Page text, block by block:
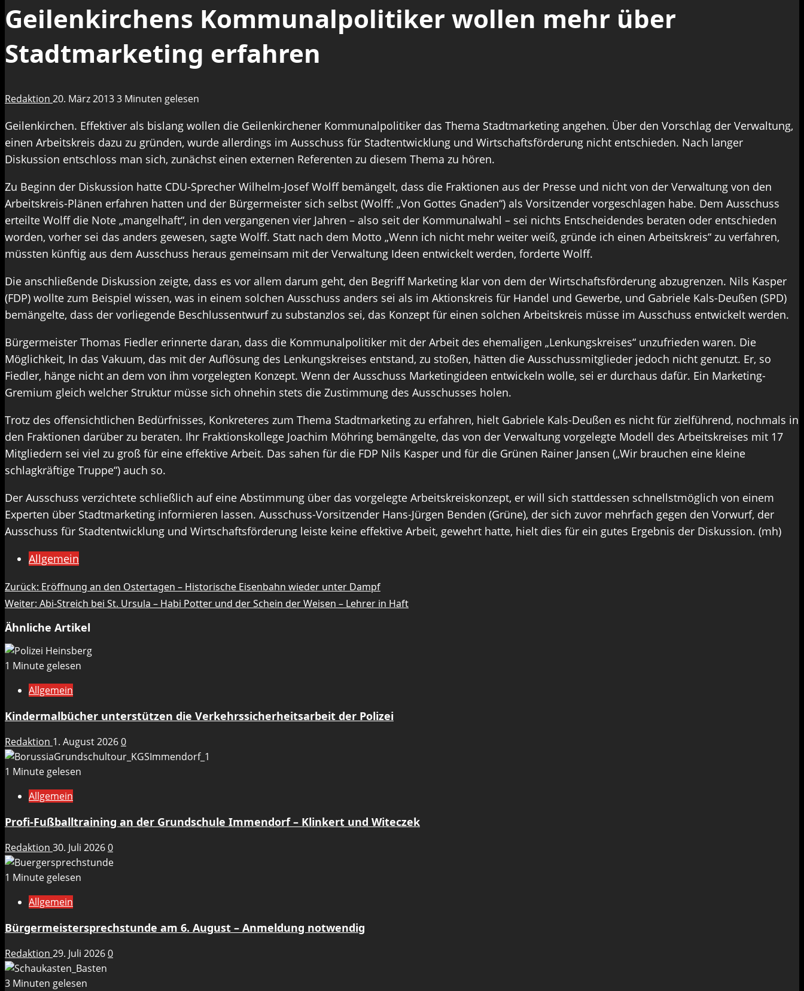
Geilenkirchens Kommunalpolitiker wollen mehr über
Stadtmarketing erfahren
Redaktion 20. März 20133 Minuten gelesen
Geilenkirchen. Effektiver als bislang wollen die Geilenkirchener Kommunalpolitiker das Thema Stadtmarketing angehen. Über den Vorschlag der Verwaltung,
einen Arbeitskreis dazu zu gründen, wurde allerdings im Ausschuss für Stadtentwicklung und Wirtschaftsförderung nicht entschieden. Nach langer
Diskussion entschloss man sich, zunächst einen externen Referenten zu diesem Thema zu hören.
Zu Beginn der Diskussion hatte CDU-Sprecher Wilhelm-Josef Wolff bemängelt, dass die Fraktionen aus der Presse und nicht von der Verwaltung von den
Arbeitskreis-Plänen erfahren hatten und der Bürgermeister sich selbst (Wolff: „Von Gottes Gnaden“) als Vorsitzender vorgeschlagen habe. Dem Ausschuss
erteilte Wolff die Note „mangelhaft“, in den vergangenen vier Jahren – also seit der Kommunalwahl – sei nichts Entscheidendes beraten oder entschieden
worden, vorher sei das anders gewesen, sagte Wolff. Statt nach dem Motto „Wenn ich nicht mehr weiter weiß, gründe ich einen Arbeitskreis“ zu verfahren,
müssten künftig aus dem Ausschuss heraus gemeinsam mit der Verwaltung Ideen entwickelt werden, forderte Wolff.
Die anschließende Diskussion zeigte, dass es vor allem darum geht, den Begriff Marketing klar von dem der Wirtschaftsförderung abzugrenzen. Nils Kasper
(FDP) wollte zum Beispiel wissen, was in einem solchen Ausschuss anders sei als im Aktionskreis für Handel und Gewerbe, und Gabriele Kals-Deußen (SPD)
bemängelte, dass der vorliegende Beschlussentwurf zu substanzlos sei, das Konzept für einen solchen Arbeitskreis müsse im Ausschuss entwickelt werden.
Bürgermeister Thomas Fiedler erinnerte daran, dass die Kommunalpolitiker mit der Arbeit des ehemaligen „Lenkungskreises“ unzufrieden waren. Die
Möglichkeit, In das Vakuum, das mit der Auflösung des Lenkungskreises entstand, zu stoßen, hätten die Ausschussmitglieder jedoch nicht genutzt. Er, so
Fiedler, hänge nicht an dem von ihm vorgelegten Konzept. Wenn der Ausschuss Marketingideen entwickeln wolle, sei er durchaus dafür. Ein Marketing-
Gremium gleich welcher Struktur müsse sich ohnehin stets die Zustimmung des Ausschusses holen.
Trotz des offensichtlichen Bedürfnisses, Konkreteres zum Thema Stadtmarketing zu erfahren, hielt Gabriele Kals-Deußen es nicht für zielführend, nochmals in
den Fraktionen darüber zu beraten. Ihr Fraktionskollege Joachim Möhring bemängelte, das von der Verwaltung vorgelegte Modell des Arbeitskreises mit 17
Mitgliedern sei viel zu groß für eine effektive Arbeit. Das sahen für die FDP Nils Kasper und für die Grünen Rainer Jansen („Wir brauchen eine kleine
schlagkräftige Truppe“) auch so.
Der Ausschuss verzichtete schließlich auf eine Abstimmung über das vorgelegte Arbeitskreiskonzept, er will sich stattdessen schnellstmöglich von einem
Experten über Stadtmarketing informieren lassen. Ausschuss-Vorsitzender Hans-Jürgen Benden (Grüne), der sich zuvor mehrfach gegen den Vorwurf, der
Ausschuss für Stadtentwicklung und Wirtschaftsförderung leiste keine effektive Arbeit, gewehrt hatte, hielt dies für ein gutes Ergebnis der Diskussion. (mh)
Allgemein
Beitragsnavigation
Zurück: Eröffnung an den Ostertagen – Historische Eisenbahn wieder unter Dampf
Weiter: Abi-Streich bei St. Ursula – Habi Potter und der Schein der Weisen – Lehrer in Haft
Ähnliche Artikel
1 Minute gelesen
Allgemein
Kindermalbücher unterstützen die Verkehrssicherheitsarbeit der Polizei
Redaktion 1. August 20260
1 Minute gelesen
Allgemein
Profi-Fußballtraining an der Grundschule Immendorf – Klinkert und Witeczek
Redaktion 30. Juli 20260
1 Minute gelesen
Allgemein
Bürgermeistersprechstunde am 6. August – Anmeldung notwendig
Redaktion 29. Juli 20260
3 Minuten gelesen